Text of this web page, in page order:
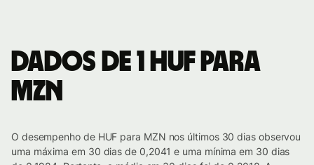
Dados de 1 HUF para
MZN
O desempenho de HUF para MZN nos últimos 30 dias observou
uma máxima em 30 dias de 0,2041 e uma mínima em 30 dias